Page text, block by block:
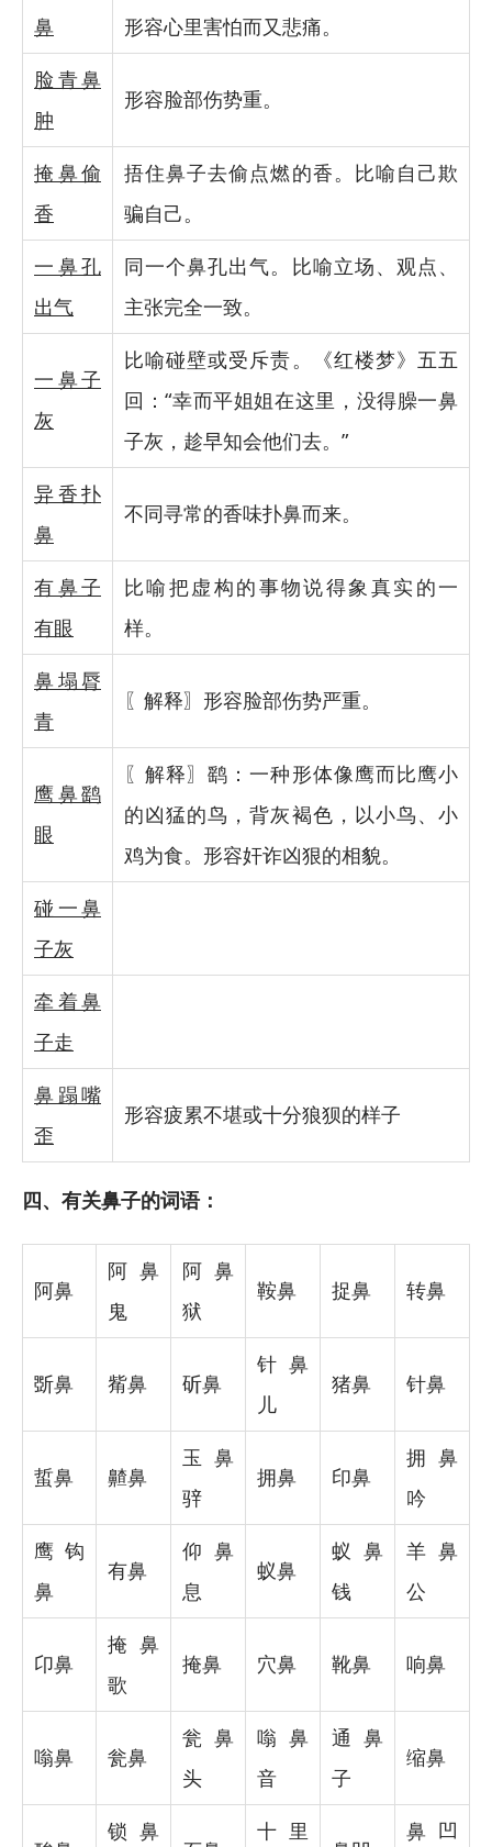
鼻
形容心里害怕而又悲痛。
脸青鼻
肿
形容脸部伤势重。
掩鼻偷
香
捂住鼻子去偷点燃的香。比喻自己欺
骗自己。
一鼻孔
出气
同一个鼻孔出气。比喻立场、观点、
主张完全一致。
一鼻子
灰
比喻碰壁或受斥责。《红楼梦》五五
回：“幸而平姐姐在这里，没得臊一鼻
子灰，趁早知会他们去。”
异香扑
鼻
不同寻常的香味扑鼻而来。
有鼻子
有眼
比喻把虚构的事物说得象真实的一
样。
鼻塌脣
青
〖解释〗形容脸部伤势严重。
鹰鼻鹞
眼
〖解释〗鹞：一种形体像鹰而比鹰小
的凶猛的鸟，背灰褐色，以小鸟、小
鸡为食。形容奸诈凶狠的相貌。
碰一鼻
子灰
牵着鼻
子走
鼻蹋嘴
歪
形容疲累不堪或十分狼狈的样子
四、有关鼻子的词语：
阿鼻
阿鼻
鬼
阿鼻
狱
鞍鼻 捉鼻 转鼻
斲鼻 觜鼻 斫鼻
针鼻
儿
猪鼻 针鼻
蜇鼻 齄鼻
玉鼻
骍
拥鼻 印鼻
拥鼻
吟
鹰钩
鼻
有鼻
仰鼻
息
蚁鼻
蚁鼻
钱
羊鼻
公
卬鼻
掩鼻
歌
掩鼻 穴鼻 靴鼻 响鼻
嗡鼻 瓮鼻
瓮鼻
头
嗡鼻
音
通鼻
子
缩鼻
锁鼻 十里 鼻凹